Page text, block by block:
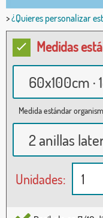
>¿Quieres personalizar
Medidas
60x100cm ·
Medida estándar
2 anillas
Unidades: